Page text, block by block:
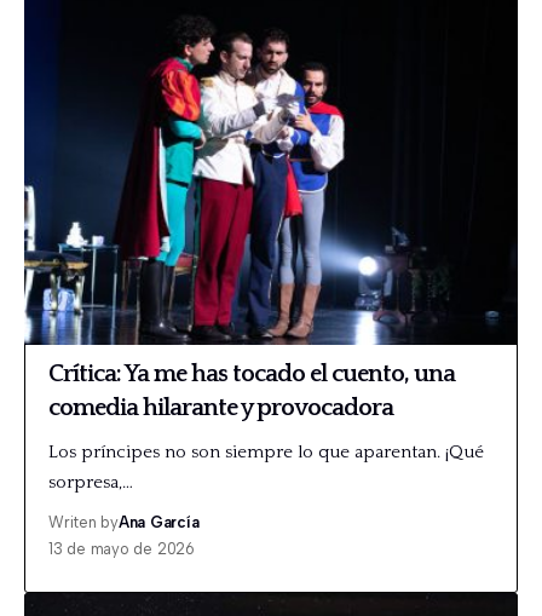
Crítica: Ya me has tocado el cuento, una
comedia hilarante y provocadora
Los príncipes no son siempre lo que aparentan. ¡Qué
sorpresa,…
Writen byAna García
13 de mayo de 2026